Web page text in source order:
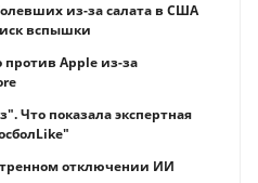
из-за салата в США
вспышки
против Apple из-за
Что показала экспертная
отключении ИИ